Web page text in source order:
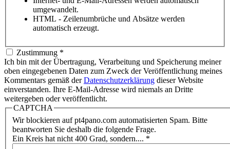
umgewandelt.
HTML - Zeilenumbrüche und Absätze werden
automatisch erzeugt.
Zustimmung *
Ich bin mit der Übertragung, Verarbeitung und Speicherung meiner
oben eingegebenen Daten zum Zweck der Veröffentlichung meines
Kommentars gemäß derDatenschutzerklärung dieser Website
einverstanden. Ihre E-Mail-Adresse wird niemals an Dritte
weitergeben oder veröffentlicht.
CAPTCHA
Wir blockieren auf pt4pano.com automatisierten Spam. Bitte
beantworten Sie deshalb die folgende Frage.
Ein Kreis hat nicht 400 Grad, sondern.... *